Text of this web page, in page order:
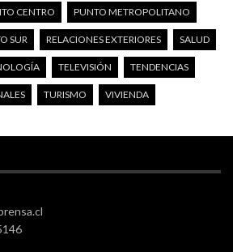
CENTRO PUNTO METROPOLITANO
SUR RELACIONES EXTERIORES SALUD
TELEVISIÓN TENDENCIAS
TURISMO VIVIENDA